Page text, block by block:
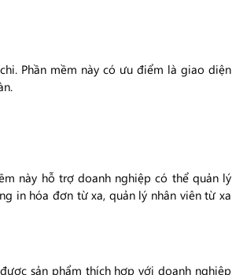
Phần mềm này có ưu điểm là giao diện
này hỗ trợ doanh nghiệp có thể quản lý
in hóa đơn từ xa, quản lý nhân viên từ xa
sản phẩm thích hợp với doanh nghiệp